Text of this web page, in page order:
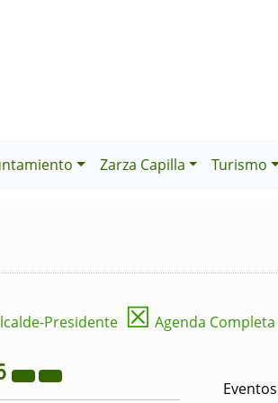
Zarza Capilla Turismo
Presidente ☒ Agenda Completa